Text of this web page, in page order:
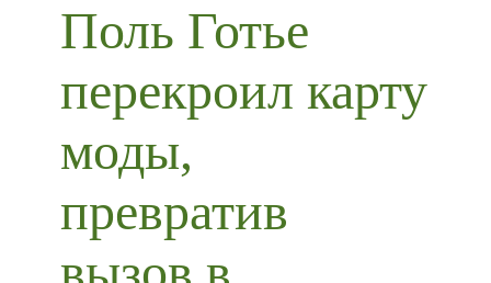
Поль Готье
перекроил карту
моды,
превратив